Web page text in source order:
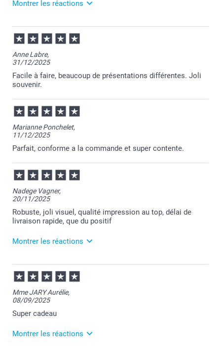
Montrer les réactions
07/07/2026
11:48
Bonjour Morgane,
Je vous remercie pour votre commande et je suis
désolée d'apprendre que vous ayez rencontré des
soucis pour cadrer vos photos sur le mug émaillé.
"contact" en mentionnant votre numéro de
commande et en joignant une photo du mug reçu,
nous ne manquerons pas d'analyser tout ceci avec
vous et si nous avons une solution pour améliorer le
rendu, nous interviendrons pour vous avec la
solution la plus adaptée.
Nous restons à votre écoute et je vous souhaite une
belle journée.
Cordialement,
Florence@smartphoto
Anne Labre,
31/12/2025
Facile à faire, beaucoup de présentations différentes. Joli
souvenir.
Marianne Ponchelet,
11/12/2025
Parfait, conforme a la commande et super contente.
Nadege Vagner,
20/11/2025
Robuste, joli visuel, qualité impression au top, délai de
livraison rapide, que du positif
Montrer les réactions
20/11/2025
08:58
Merci Nadège pour ce super commentaire !
Nous travaillons dur pour répondre à vos attentes et
nous sommes heureux d’apprendre quand nous
Revenez nous voir bientôt.
Mme JARY Aurélie,
08/09/2025
Super cadeau
Montrer les réactions